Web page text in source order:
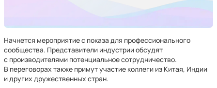
Начнется мероприятие с показа для профессионального
сообщества. Представители индустрии обсудят
с производителями потенциальное сотрудничество.
В переговорах также примут участие коллеги из Китая, Индии
и других дружественных стран.